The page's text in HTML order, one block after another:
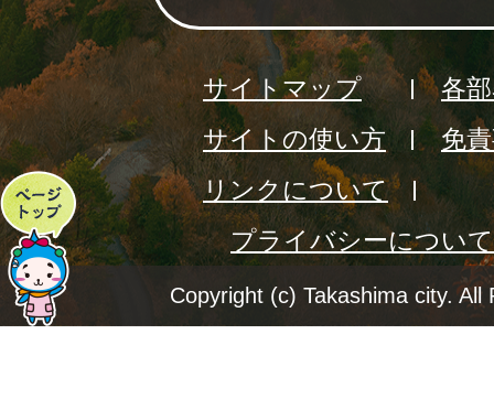
ペ
ー
ジ
サイトマップ
各
サイトの使い方
免
リンクについて
プライバシーについて
Copyright (c) Takashima city. All